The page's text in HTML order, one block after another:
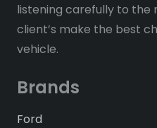
listening carefully to the
client’s make the best
vehicle.
Brands
Ford